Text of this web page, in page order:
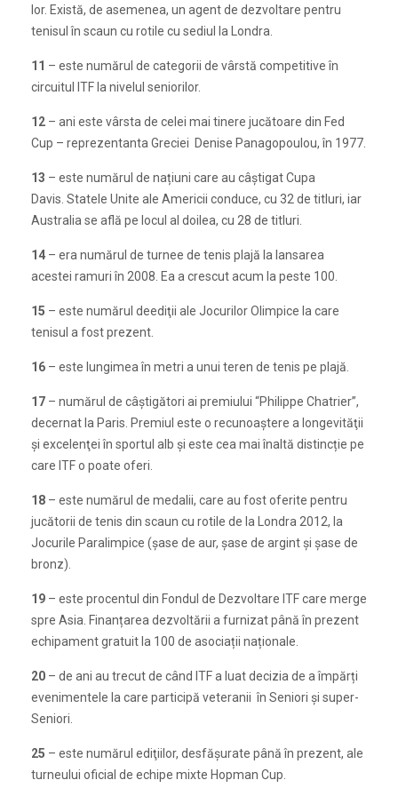
lor. Există, de asemenea, un agent de dezvoltare pentru
tenisul în scaun cu rotile cu sediul la Londra.
11 – este numărul de categorii de vârstă competitive în
circuitul ITF la nivelul seniorilor.
12 – ani este vârsta de celei mai tinere jucătoare din Fed
Cup – reprezentanta Greciei Denise Panagopoulou, în 1977.
13 – este numărul de națiuni care au câștigat Cupa
Davis. Statele Unite ale Americii conduce, cu 32 de titluri, iar
Australia se află pe locul al doilea, cu 28 de titluri.
14 – era numărul de turnee de tenis plajă la lansarea
acestei ramuri în 2008. Ea a crescut acum la peste 100.
15 – este numărul deediţii ale Jocurilor Olimpice la care
tenisul a fost prezent.
16 – este lungimea în metri a unui teren de tenis pe plajă.
17 – numărul de câștigători ai premiului “Philippe Chatrier”,
decernat la Paris. Premiul este o recunoaştere a longevităţii
şi excelenţei în sportul alb şi este cea mai înaltă distincție pe
care ITF o poate oferi.
18 – este numărul de medalii, care au fost oferite pentru
jucătorii de tenis din scaun cu rotile de la Londra 2012, la
Jocurile Paralimpice (șase de aur, șase de argint și șase de
bronz).
19 – este procentul din Fondul de Dezvoltare ITF care merge
spre Asia. Finanțarea dezvoltării a furnizat până în prezent
echipament gratuit la 100 de asociații naționale.
20 – de ani au trecut de când ITF a luat decizia de a împărți
evenimentele la care participă veteranii în Seniori și super-
Seniori.
25 – este numărul ediţiilor, desfăşurate până în prezent, ale
turneului oficial de echipe mixte Hopman Cup.